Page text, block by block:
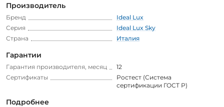
Производитель
Бренд
Ideal Lux
Серия
Ideal Lux Sky
Страна
Италия
Гарантии
Гарантия производителя, месяц
12
Сертификаты
Ростест (Система
сертификации ГОСТ Р)
Подробнее